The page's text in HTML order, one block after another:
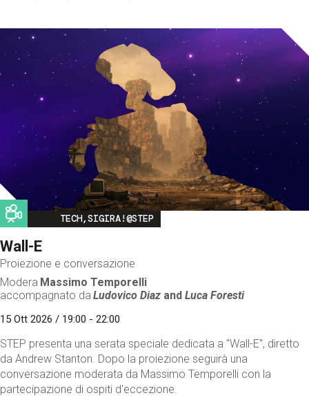
Image
TECH,SIGIRA!@STEP
Wall-E
Proiezione e conversazione
Modera Massimo Temporelli
accompagnato da Ludovico Diaz andLuca Foresti
15 Ott 2026 / 19:00 - 22:00
STEP presenta una serata speciale dedicata a "Wall-E", diretto
da Andrew Stanton. Dopo la proiezione seguirà una
conversazione moderata da Massimo Temporelli con la
partecipazione di ospiti d'eccezione.